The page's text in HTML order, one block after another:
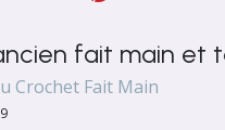
fait main et
Crochet Fait Main